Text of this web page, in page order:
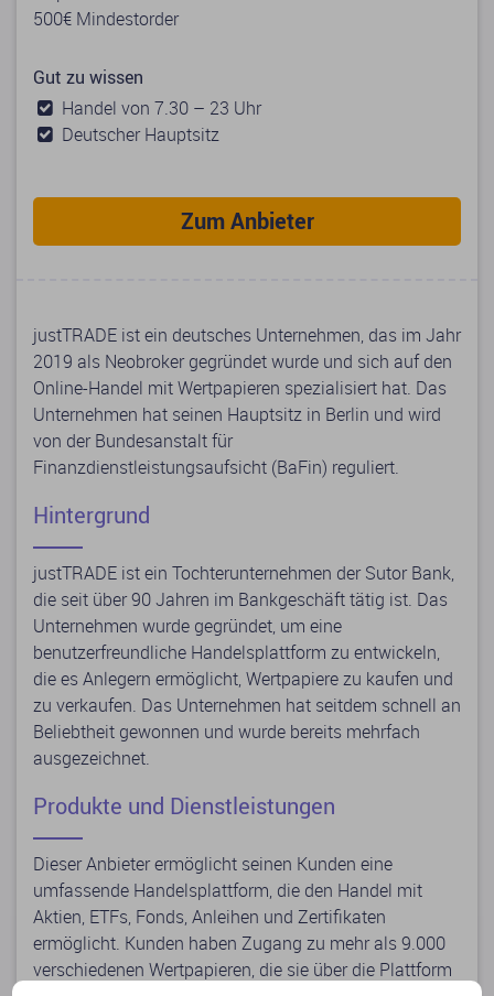
500€ Mindestorder
Gut zu wissen
Handel von 7.30 – 23 Uhr
Deutscher Hauptsitz
Zum Anbieter
justTRADE ist ein deutsches Unternehmen, das im Jahr
2019 als Neobroker gegründet wurde und sich auf den
Online-Handel mit Wertpapieren spezialisiert hat. Das
Unternehmen hat seinen Hauptsitz in Berlin und wird
von der Bundesanstalt für
Finanzdienstleistungsaufsicht (BaFin) reguliert.
Hintergrund
justTRADE ist ein Tochterunternehmen der Sutor Bank,
die seit über 90 Jahren im Bankgeschäft tätig ist. Das
Unternehmen wurde gegründet, um eine
benutzerfreundliche Handelsplattform zu entwickeln,
die es Anlegern ermöglicht, Wertpapiere zu kaufen und
zu verkaufen. Das Unternehmen hat seitdem schnell an
Beliebtheit gewonnen und wurde bereits mehrfach
ausgezeichnet.
Produkte und Dienstleistungen
Dieser Anbieter ermöglicht seinen Kunden eine
umfassende Handelsplattform, die den Handel mit
Aktien, ETFs, Fonds, Anleihen und Zertifikaten
ermöglicht. Kunden haben Zugang zu mehr als 9.000
verschiedenen Wertpapieren, die sie über die Plattform